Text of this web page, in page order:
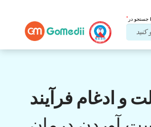
*
و ادغام فرآیند
مزایای ما
بعد از درمان پیگیری
مراقبت